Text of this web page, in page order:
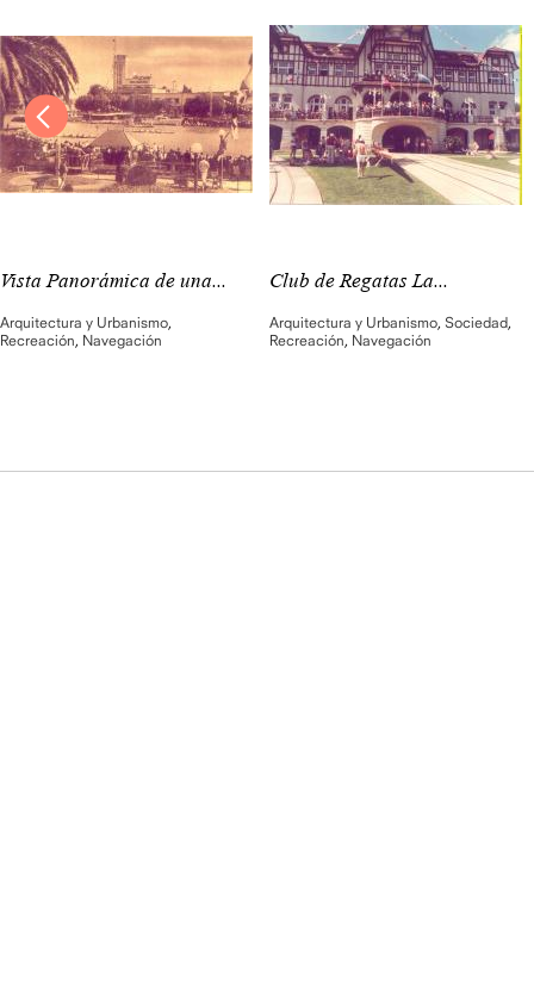
Vista Panorámica de una...
Arquitectura y Urbanismo,
Recreación, Navegación
Club de Regatas La...
Arquitectura y Urbanismo, Sociedad,
Recreación, Navegación